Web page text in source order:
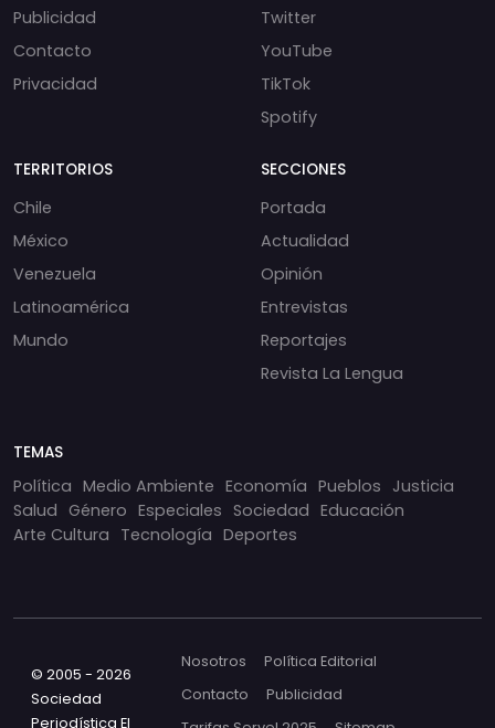
Publicidad
Contacto
Privacidad
Twitter
YouTube
TikTok
Spotify
TERRITORIOS
Chile
México
Venezuela
Latinoamérica
Mundo
SECCIONES
Portada
Actualidad
Opinión
Entrevistas
Reportajes
Revista La Lengua
TEMAS
Política Medio Ambiente Economía Pueblos Justicia
Salud Género Especiales Sociedad Educación
Arte Cultura Tecnología Deportes
© 2005 - 2026
Sociedad
Periodística El
Nosotros
Política Editorial
Contacto
Publicidad